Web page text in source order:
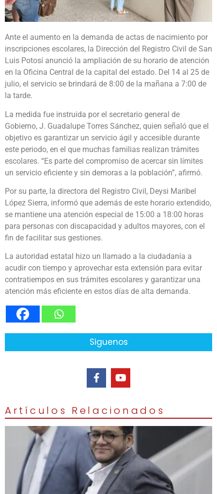
Ante el aumento en la demanda de actas de nacimiento por
inscripciones escolares, la Dirección del Registro Civil de San
Luis Potosí anunció la ampliación de su horario de atención
en la Oficina Central de la capital del estado. Del 14 al 25 de
julio, el servicio se brindará de 8:00 de la mañana a 7:00 de
la tarde.
La medida fue instruida por el secretario general de
Gobierno, J. Guadalupe Torres Sánchez, quien señaló que el
objetivo es garantizar un servicio ágil y accesible durante
este periodo, en el que muchas familias realizan trámites
escolares. “Es parte del compromiso de acercar sin límites
un servicio eficiente y sin demoras a la población”, afirmó.
Por su parte, la directora del Registro Civil, Deysi Maribel
López Sierra, informó que además de este horario extendido,
se mantiene una atención especial de 15:00 a 18:00 horas
para personas con discapacidad y adultos mayores, con el
fin de facilitar sus gestiones.
La autoridad estatal hizo un llamado a la ciudadanía a
acudir con tiempo y aprovechar esta extensión para evitar
contratiempos en sus trámites escolares y garantizar una
atención más eficiente en estos días de alta demanda.
Siguenos
Artículos Relacionados